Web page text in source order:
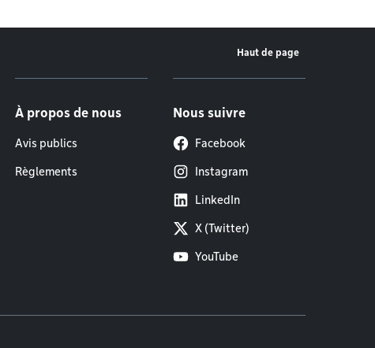
Haut de page
À propos de nous
Avis publics
Règlements
Nous suivre
Facebook
Instagram
LinkedIn
X (Twitter)
YouTube